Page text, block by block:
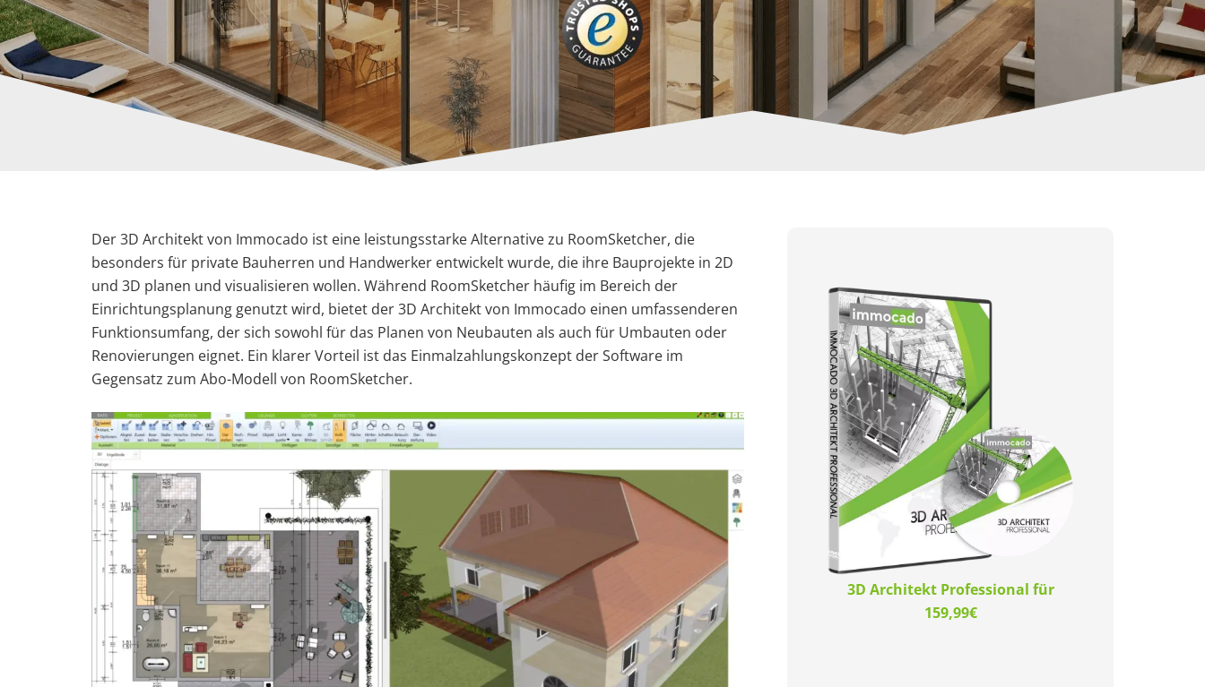
Der 3D Architekt von Immocado ist eine leistungsstarke Alternative zu RoomSketcher, die
besonders für private Bauherren und Handwerker entwickelt wurde, die ihre Bauprojekte in 2D
und 3D planen und visualisieren wollen. Während RoomSketcher häufig im Bereich der
Einrichtungsplanung genutzt wird, bietet der 3D Architekt von Immocado einen umfassenderen
Funktionsumfang, der sich sowohl für das Planen von Neubauten als auch für Umbauten oder
Renovierungen eignet. Ein klarer Vorteil ist das Einmalzahlungskonzept der Software im
Gegensatz zum Abo-Modell von RoomSketcher.
3D Architekt Professional für
159,99€